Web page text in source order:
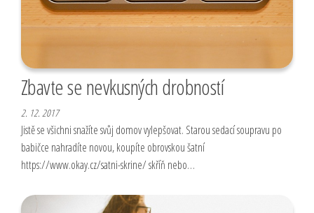
Zbavte se nevkusných drobností
2. 12. 2017
Jistě se všichni snažíte svůj domov vylepšovat. Starou sedací soupravu po
babičce nahradíte novou, koupíte obrovskou šatní
https://www.okay.cz/satni-skrine/ skříň nebo…